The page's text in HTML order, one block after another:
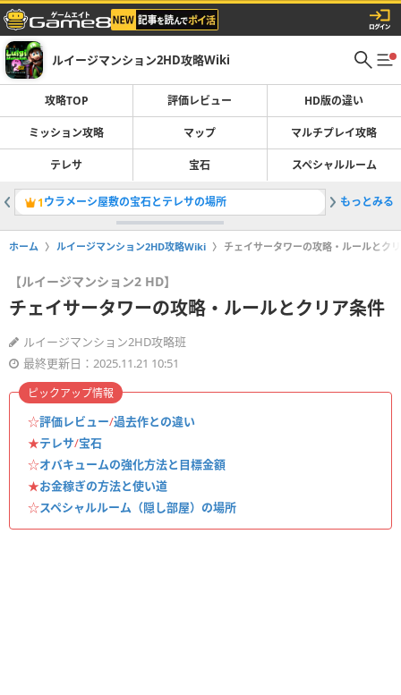
ルイージマンション2HD攻略Wiki
攻略TOP 評価レビュー HD版の違い
ミッション攻略 マップ マルチプレイ攻略
テレサ 宝石 スペシャルルーム
1ウラメーシ屋敷の宝石とテレサの場所 2ジゴー
もっとみる
ホーム ルイージマンション2HD攻略Wiki チェイサータワーの攻略・ルールとク
【ルイージマンション2 HD】
チェイサータワーの攻略・ルールとクリア条件
ルイージマンション2HD攻略班
最終更新日：2025.11.21 10:51
☆評価レビュー/過去作との違い
★テレサ/宝石
☆オバキュームの強化方法と目標金額
★お金稼ぎの方法と使い道
☆スペシャルルーム（隠し部屋）の場所
ピックアップ情報